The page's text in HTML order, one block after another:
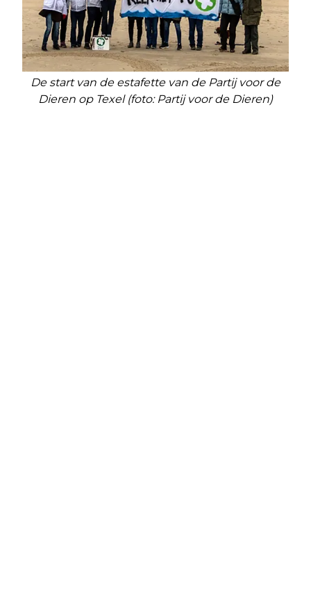
De start van de estafette van de Partij voor de
Dieren op Texel (foto: Partij voor de Dieren)